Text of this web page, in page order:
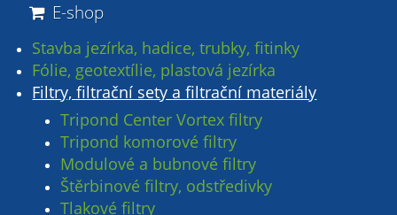
E-shop
Stavba jezírka, hadice, trubky, fitinky
Fólie, geotextílie, plastová jezírka
Filtry, filtrační sety a filtrační materiály
Tripond Center Vortex filtry
Tripond komorové filtry
Modulové a bubnové filtry
Štěrbinové filtry, odstředivky
Tlakové filtry